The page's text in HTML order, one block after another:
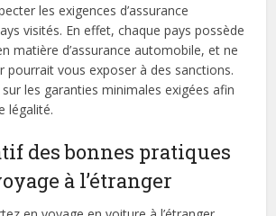
les exigences d’assurance
visités. En effet, chaque pays possède
matière d’assurance automobile, et ne
pourrait vous exposer à des sanctions.
les garanties minimales exigées afin
légalité.
des bonnes pratiques
à l’étranger